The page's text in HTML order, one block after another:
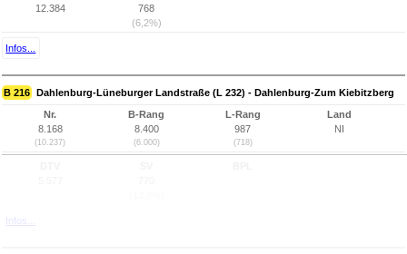
12.384
768
(6,2%)
Infos...
B 216 Dahlenburg-Lüneburger Landstraße (L 232) - Dahlenburg-Zum Kiebitzberg
Nr.
8.168
(10.237)
B-Rang
8.400
(6.000)
L-Rang
987
(718)
Land
NI
Infos...